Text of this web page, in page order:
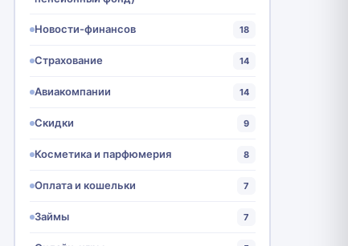
Новости-финансов 18
Страхование 14
Авиакомпании 14
Скидки 9
Косметика и парфюмерия 8
Оплата и кошельки 7
Займы 7